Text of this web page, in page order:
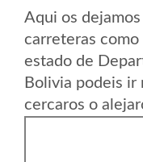
Aqui os
carreteras
estado de
Bolivia podeis ir
cercaros o